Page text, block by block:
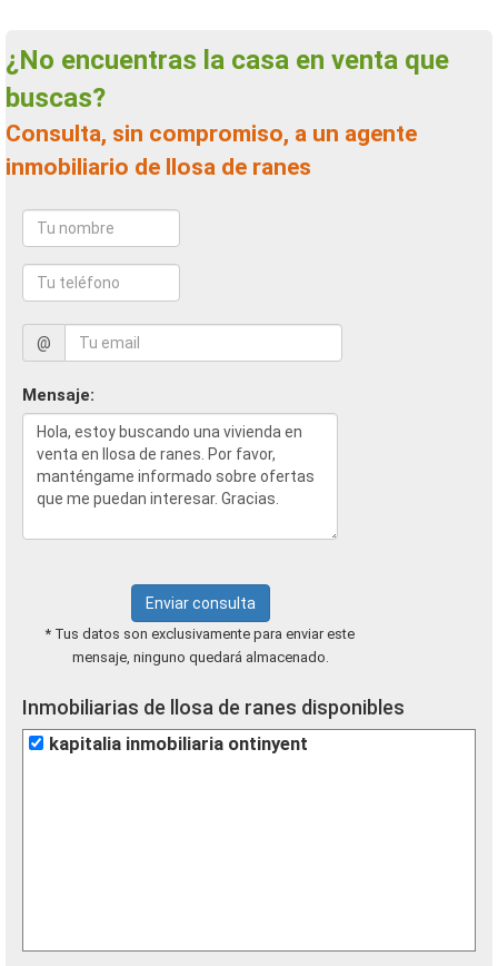
¿No encuentras la casa en venta que
buscas?
Consulta, sin compromiso, a un agente
inmobiliario de llosa de ranes
@
Mensaje:
Enviar consulta
* Tus datos son exclusivamente para enviar este
mensaje, ninguno quedará almacenado.
Inmobiliarias de llosa de ranes disponibles
kapitalia inmobiliaria ontinyent